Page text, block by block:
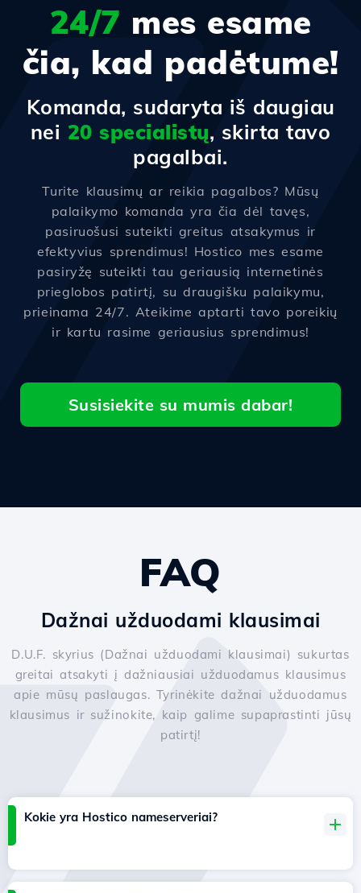
24/7 mes esame
čia, kad padėtume!
Komanda, sudaryta iš daugiau
nei 20 specialistų, skirta tavo
pagalbai.
Turite klausimų ar reikia pagalbos? Mūsų
palaikymo komanda yra čia dėl tavęs,
pasiruošusi suteikti greitus atsakymus ir
efektyvius sprendimus! Hostico mes esame
pasiryžę suteikti tau geriausią internetinės
prieglobos patirtį, su draugišku palaikymu,
prieinama 24/7. Ateikime aptarti tavo poreikių
ir kartu rasime geriausius sprendimus!
Susisiekite su mumis dabar!
FAQ
Dažnai užduodami klausimai
D.U.F. skyrius (Dažnai užduodami klausimai) sukurtas
greitai atsakyti į dažniausiai užduodamus klausimus
apie mūsų paslaugas. Tyrinėkite dažnai užduodamus
klausimus ir sužinokite, kaip galime supaprastinti jūsų
patirtį!
Kokie yra Hostico nameserveriai?